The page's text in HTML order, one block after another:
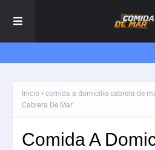
Inicio comida a domicilio cabrera de
Cabrera De Mar
Comida A